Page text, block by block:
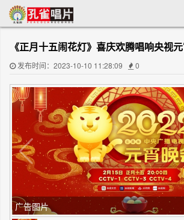
首 页
MV
新闻
艺人介绍
专辑
收歌
《正月十五闹花灯》喜庆欢腾唱响央视
发布时间：2023-10-10 11:28:09 0
广告图片